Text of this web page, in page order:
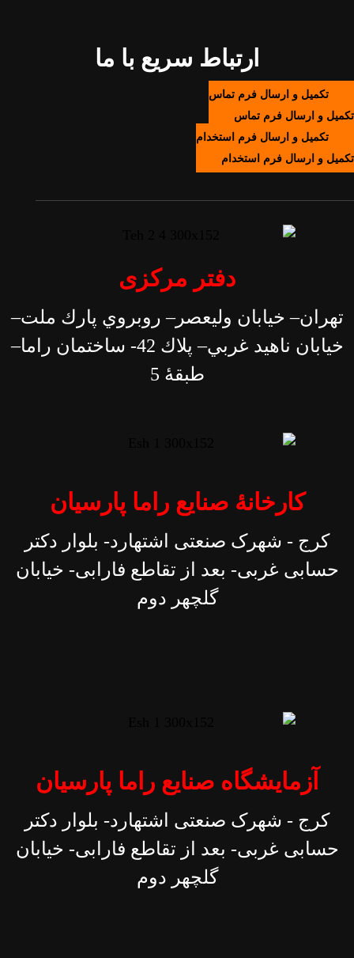
ارتباط سریع با ما
تکمیل و ارسال فرم تماس
تکمیل و ارسال فرم تماس
تکمیل و ارسال فرم استخدام
تکمیل و ارسال فرم استخدام
دفتر مرکزی
تهران– خيابان وليعصر– روبروي پارك ملت–
خيابان ناهيد غربي– پلاك 42- ساختمان راما–
طبقۀ 5
کارخانۀ صنایع راما پارسیان
کرج - شهرک صنعتی اشتهارد- بلوار دکتر
حسابی غربی- بعد از تقاطع فارابی- خیابان
گلچهر دوم
آزمایشگاه صنایع راما پارسیان
کرج - شهرک صنعتی اشتهارد- بلوار دکتر
حسابی غربی- بعد از تقاطع فارابی- خیابان
گلچهر دوم